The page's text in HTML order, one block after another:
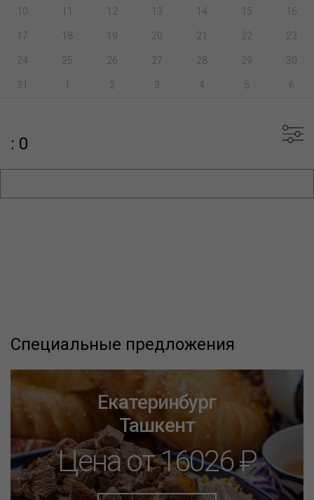
10 11 12 13 14 15 16
17 18 19 20 21 22 23
24 25 26 27 28 29 30
31 1 2 3 4 5 6
: 0
Специальные предложения
Екатеринбург
Ташкент
Цена от 16026 ₽